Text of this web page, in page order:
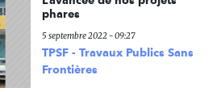
phares
5 septembre 2022 - 09:27
TPSF - Travaux Publics Sans
Frontières